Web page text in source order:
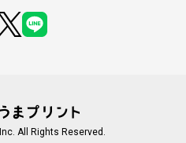
All Rights Reserved.